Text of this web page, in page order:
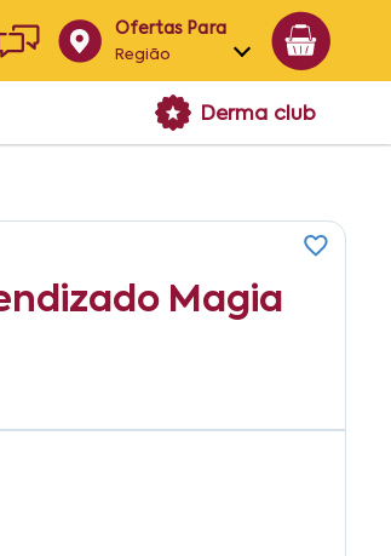
Ofertas Para
Região
Alagoas
Derma club
Magia